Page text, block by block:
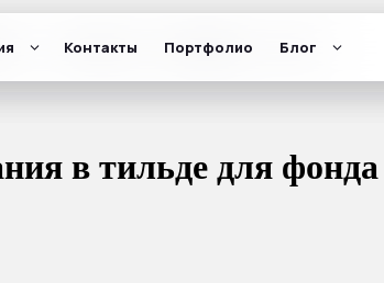
Контакты Портфолио Блог
Контакты Портфолио Блог
в тильде для
Контакты Портфолио Блог